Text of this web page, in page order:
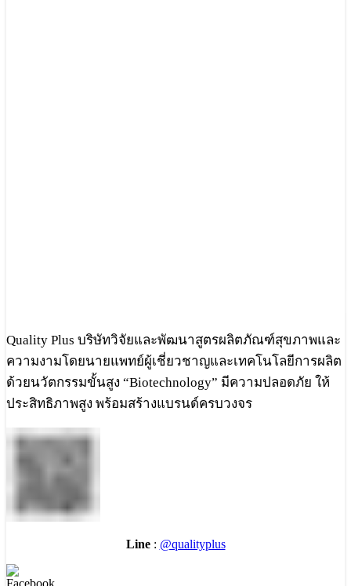
Quality Plus บริษัทวิจัยและพัฒนาสูตรผลิตภัณฑ์สุขภาพและ
ความงามโดยนายแพทย์ผู้เชี่ยวชาญและเทคโนโลยีการผลิต
ด้วยนวัตกรรมขั้นสูง “Biotechnology” มีความปลอดภัย ให้
ประสิทธิภาพสูง พร้อมสร้างแบรนด์ครบวงจร
Line: @qualityplus